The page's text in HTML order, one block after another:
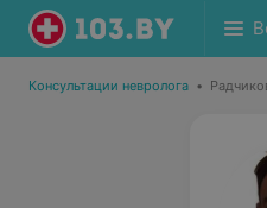
Консультации невролога •